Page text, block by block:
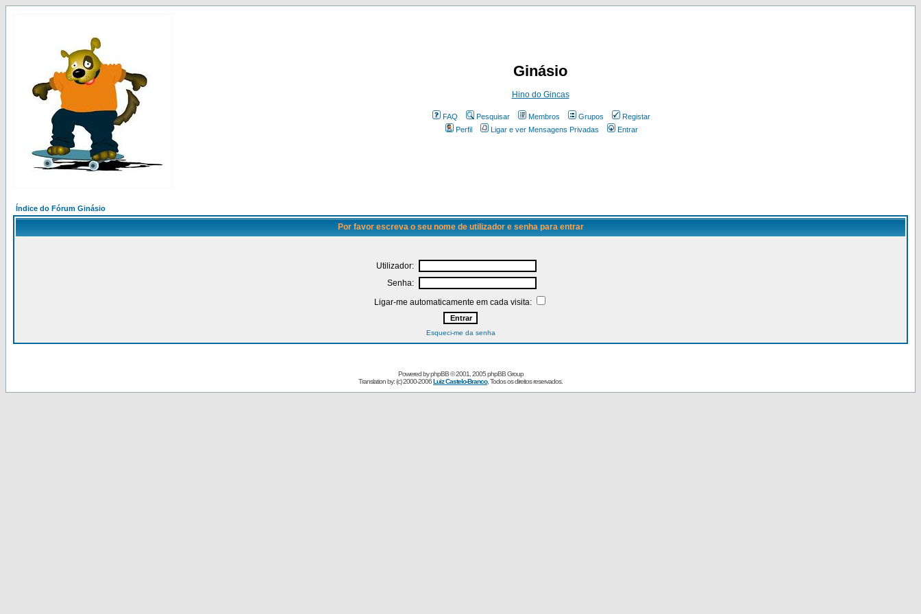
Ginásio
Hino do Gincas
FAQ Pesquisar Membros Grupos
Registar
Perfil
Ligar e ver Mensagens Privadas Entrar
Índice do Fórum Ginásio
Por favor escreva o seu nome de utilizador e senha para entrar
Utilizador:
Senha:
Ligar-me automaticamente em cada visita:
Esqueci-me da senha
Powered byphpBB© 2001, 2005 phpBB Group
Translation by: (c) 2000-2006Luiz Castelo-Branco, Todos os direitos reservados.